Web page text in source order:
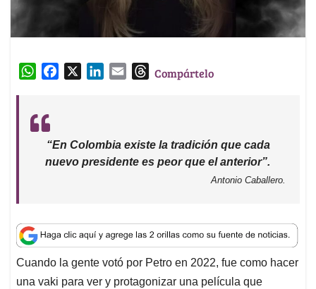
W
t
b
e
d
T
a
Compártelo
“En Colombia existe la tradición que cada
nuevo presidente es peor que el anterior”.
Antonio Caballero.
Cuando la gente votó por Petro en 2022, fue como hacer
una vaki para ver y protagonizar una película que